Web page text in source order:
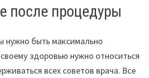
после процедуры
нужно быть максимально
здоровью нужно относиться
всех советов врача. Все